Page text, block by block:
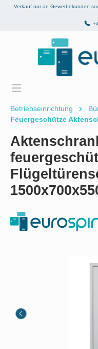
springen
Verkauf nur an Gewerbekunden
Betriebseinrichtung
Feuergeschütze